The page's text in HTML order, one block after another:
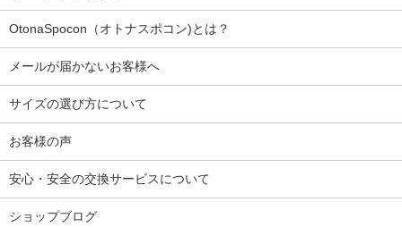
OtonaSpocon（オトナスポコン)とは？
メールが届かないお客様へ
サイズの選び方について
お客様の声
安心・安全の交換サービスについて
ショップブログ